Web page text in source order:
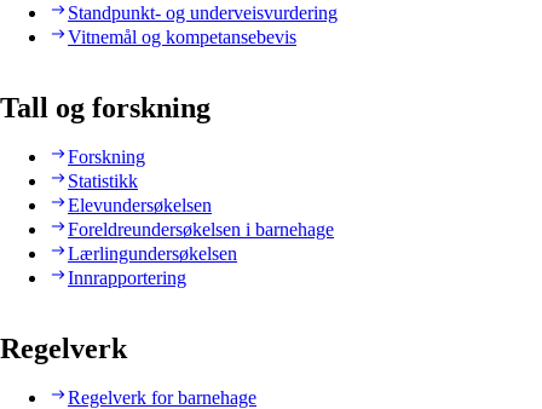
Standpunkt- og underveisvurdering
Vitnemål og kompetansebevis
Tall og forskning
Forskning
Statistikk
Elevundersøkelsen
Foreldreundersøkelsen i barnehage
Lærlingundersøkelsen
Innrapportering
Regelverk
Regelverk for barnehage